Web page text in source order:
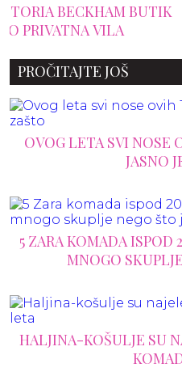
HERMÈS HONG
IZGLEDA KAO
PROČITAJTE JOŠ
OVOG LETA SVI NOSE
JASNO
5 ZARA KOMADA ISPOD
MNOGO
HALJINA-KOŠULJE SU